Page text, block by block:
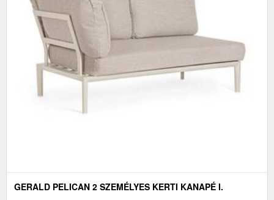
GERALD PELICAN 2 SZEMÉLYES KERTI KANAPÉ I.